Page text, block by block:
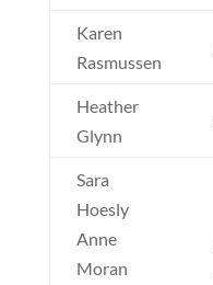
Karen
Rasmussen
Heather
Glynn
Sara
Hoesly
Anne
Moran